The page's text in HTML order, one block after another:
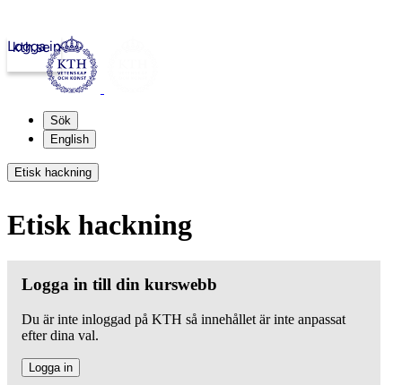
kth.se
Logga in
Sök
English
Etisk hackning
Etisk hackning
Logga in till din kurswebb
Du är inte inloggad på KTH så innehållet är inte anpassat
efter dina val.
Logga in